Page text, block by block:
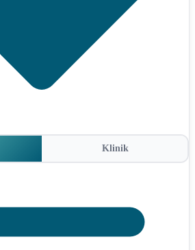
Klinik